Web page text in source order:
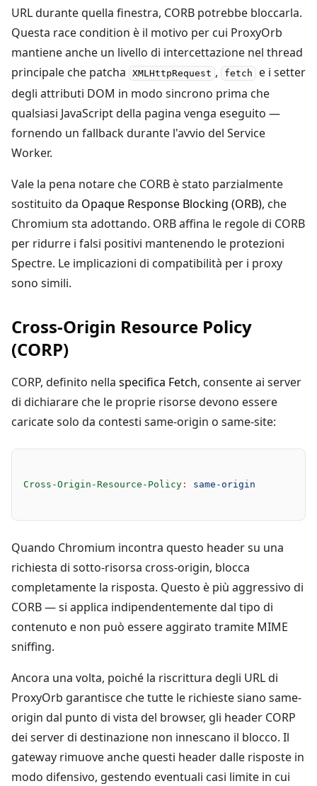
URL durante quella finestra, CORB potrebbe bloccarla.
Questa race condition è il motivo per cui ProxyOrb
mantiene anche un livello di intercettazione nel thread
principale che patcha
XMLHttpRequest , fetch
e i setter
degli attributi DOM in modo sincrono prima che
qualsiasi JavaScript della pagina venga eseguito —
fornendo un fallback durante l'avvio del Service
Worker.
Vale la pena notare che CORB è stato parzialmente
sostituito da Opaque Response Blocking (ORB), che
Chromium sta adottando. ORB affina le regole di CORB
per ridurre i falsi positivi mantenendo le protezioni
Spectre. Le implicazioni di compatibilità per i proxy
sono simili.
Cross-Origin Resource Policy
(CORP)
CORP, definito nella specifica Fetch, consente ai server
di dichiarare che le proprie risorse devono essere
caricate solo da contesti same-origin o same-site:
Cross-Origin-Resource-Policy : same-origin
Quando Chromium incontra questo header su una
richiesta di sotto-risorsa cross-origin, blocca
completamente la risposta. Questo è più aggressivo di
CORB — si applica indipendentemente dal tipo di
contenuto e non può essere aggirato tramite MIME
sniffing.
Ancora una volta, poiché la riscrittura degli URL di
ProxyOrb garantisce che tutte le richieste siano same-
origin dal punto di vista del browser, gli header CORP
dei server di destinazione non innescano il blocco. Il
gateway rimuove anche questi header dalle risposte in
modo difensivo, gestendo eventuali casi limite in cui